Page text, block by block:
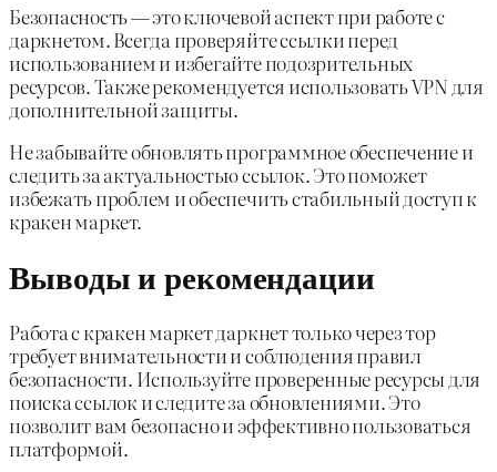
Безопасность — это ключевой аспект при работе с
даркнетом. Всегда проверяйте ссылки перед
использованием и избегайте подозрительных
ресурсов. Также рекомендуется использовать VPN для
дополнительной защиты.
Не забывайте обновлять программное обеспечение и
следить за актуальностью ссылок. Это поможет
избежать проблем и обеспечить стабильный доступ к
кракен маркет.
Выводы и рекомендации
Работа с кракен маркет даркнет только через тор
требует внимательности и соблюдения правил
безопасности. Используйте проверенные ресурсы для
поиска ссылок и следите за обновлениями. Это
позволит вам безопасно и эффективно пользоваться
платформой.